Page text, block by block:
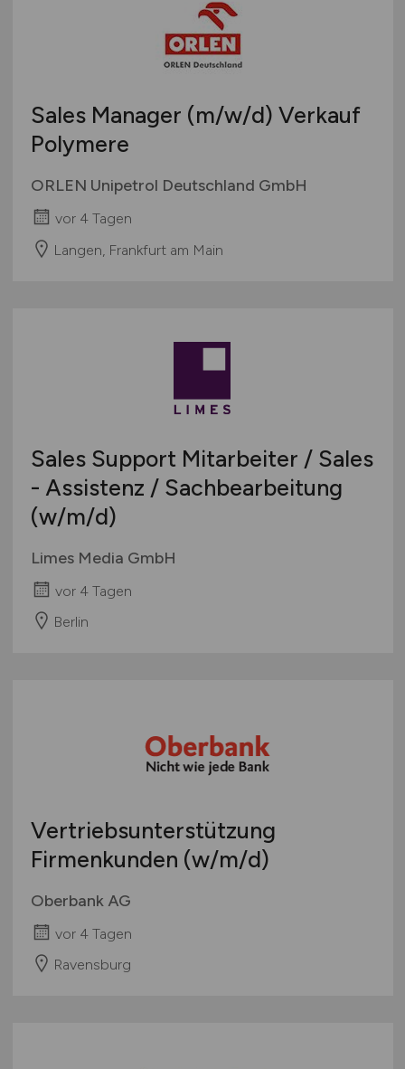
Sales Manager (m/w/d) Verkauf
Polymere
ORLEN Unipetrol Deutschland GmbH
vor 4 Tagen
Langen, Frankfurt am Main
Sales Support Mitarbeiter / Sales
- Assistenz / Sachbearbeitung
(w/m/d)
Limes Media GmbH
vor 4 Tagen
Berlin
Vertriebsunterstützung
Firmenkunden (w/m/d)
Oberbank AG
vor 4 Tagen
Ravensburg